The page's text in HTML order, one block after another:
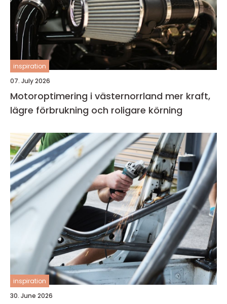
inspiration
07. July 2026
Motoroptimering i västernorrland mer kraft,
lägre förbrukning och roligare körning
inspiration
30. June 2026